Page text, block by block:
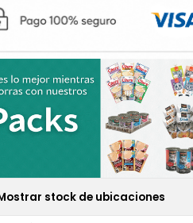
stock de ubicaciones